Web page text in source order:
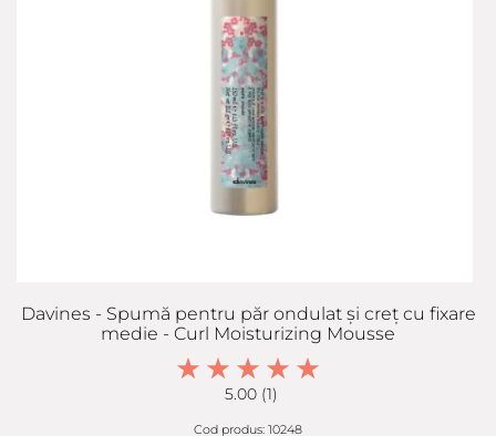
Davines - Spumă pentru păr ondulat și creț cu fixare
medie - Curl Moisturizing Mousse
5.00 (1)
Cod produs: 10248